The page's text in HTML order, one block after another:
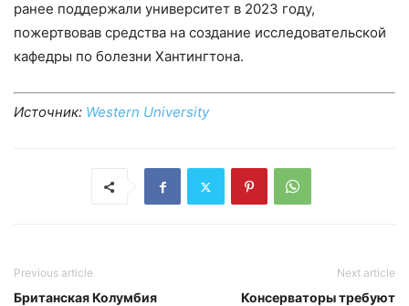
ранее поддержали университет в 2023 году,
пожертвовав средства на создание исследовательской
кафедры по болезни Хантингтона.
Источник: Western University
Previous article
Британская Колумбия
Next article
Консерваторы требуют